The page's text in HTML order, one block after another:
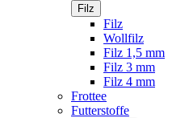
Filz
Filz
Wollfilz
Filz 1,5 mm
Filz 3 mm
Filz 4 mm
Frottee
Futterstoffe